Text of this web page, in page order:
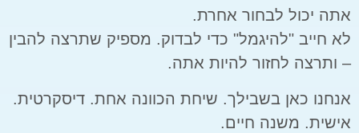
אתה יכול לבחור אחרת.
לא חייב "להיגמל" כדי לבדוק. מספיק שתרצה להבין
– ותרצה לחזור להיות אתה.
אנחנו כאן בשבילך. שיחת הכוונה אחת. דיסקרטית.
אישית. משנה חיים.